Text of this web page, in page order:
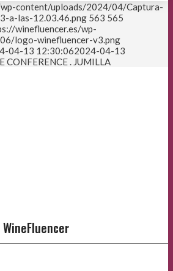
content/uploads/2024/04/Captura-
a-las-12.03.46.png 563 565
winefluencer.es/wp-
logo-winefluencer-v3.png
04-13 12:30:062024-04-13
CONFERENCE . JUMILLA
WineFluencer